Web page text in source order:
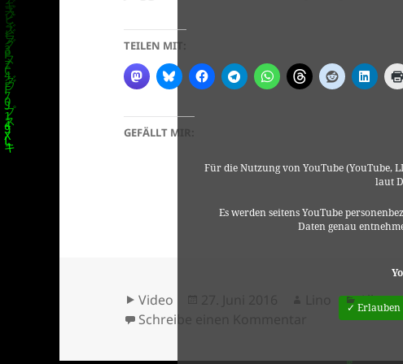
Für die Nutzung von YouTube (YouTube,
laut
Es werden seitens YouTube
Daten genau
✓ Erlauben
TEILEN MIT:
GEFÄLLT MIR:
Format
Video Autor
Schreibe einen Kommentar
zu EJC